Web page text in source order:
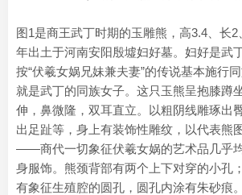
图1是商王武丁时期的玉雕熊，高3.4、长2
年出土于河南安阳殷墟妇好墓。妇好是武
按“伏羲女娲兄妹兼夫妻”的传说基本施行
就是武丁的同族女子。这只玉熊呈抱膝蹲
伸，鼻微隆，双耳直立。以粗阴线雕琢出
出足趾等，身上有装饰性雕纹，以代表熊
——商代一切象征伏羲女娲的艺术品几乎
身服饰。熊颈背部有两个上下对穿的小孔
有象征生殖腔的圆孔，圆孔内涂有朱砂痕。